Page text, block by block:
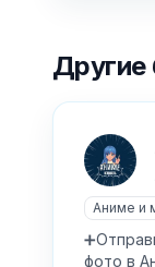
Другие
Аниме и
фото в